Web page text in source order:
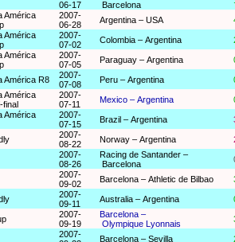
06-17 Barcelona
América
2007-
06-28
Argentina – USA
América
2007-
07-02
Colombia – Argentina
América
2007-
07-05
Paraguay – Argentina
América R8
2007-
07-08
Peru – Argentina
América
final
2007-
07-11
Mexico – Argentina
América
2007-
07-15
Brazil – Argentina
2007-
08-22
Norway – Argentina
2007-
08-26
Racing de Santander –
Barcelona
2007-
09-02
Barcelona – Athletic de Bilbao
2007-
09-11
Australia – Argentina
2007-
09-19
Barcelona –
Olympique Lyonnais
2007-
Barcelona – Sevilla